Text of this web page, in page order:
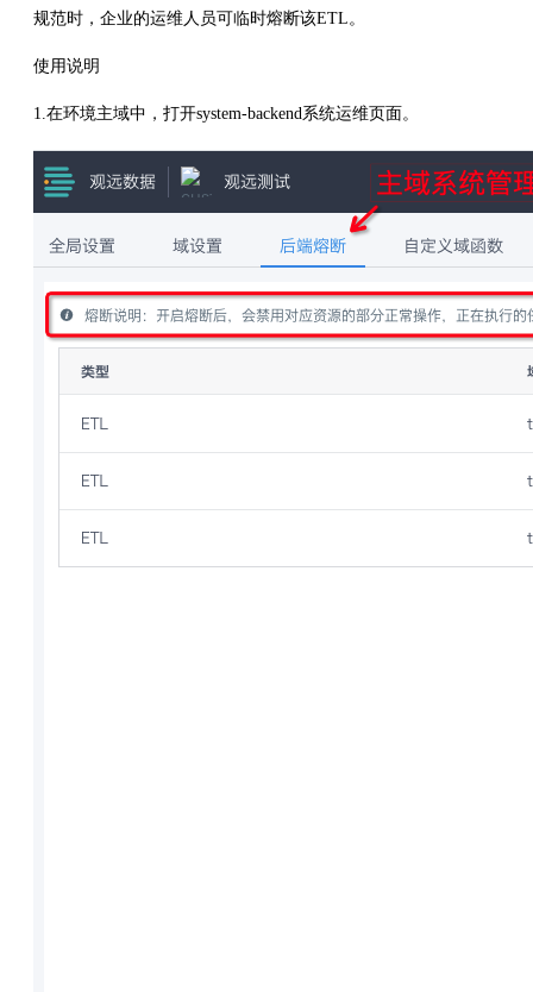
规范时，企业的运维人员可临时熔断该ETL。
使用说明
1.在环境主域中，打开system-backend系统运维页面。